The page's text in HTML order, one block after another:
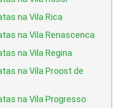
na Vila Rica
na Vila Renascenca
na Vila Regina
na Vila Proost de
na Vila Progresso